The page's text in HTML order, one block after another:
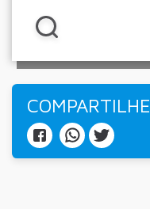
COMPARTILHE